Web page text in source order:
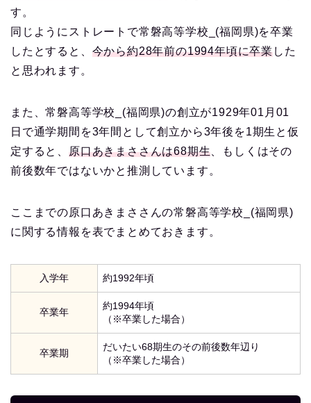
す。
同じようにストレートで常磐高等学校_(福岡県)を卒業
したとすると、 今から約28年前の1994年頃に卒業した
と思われます。
また、常磐高等学校_(福岡県)の創立が1929年01月01
日で通学期間を3年間として創立から3年後を1期生と仮
定すると、 原口あきまささんは68期生 、もしくはその
前後数年ではないかと推測しています。
ここまでの原口あきまささんの常磐高等学校_(福岡県)
に関する情報を表でまとめておきます。
入学年 約1992年頃
卒業年
約1994年頃
（※卒業した場合）
卒業期
だいたい68期生のその前後数年辺り
（※卒業した場合）